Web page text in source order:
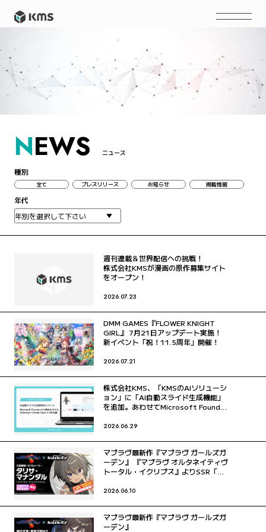
NEWS ニュース
種別
全て プレスリリース お知らせ 掲載情報
年代
週刊連載＆世界配信への挑戦！
株式会社KMSが漫画の原作募集サイト
をオープン！
2026.07.23
DMM GAMES『FLOWER KNIGHT
GIRL』 7月21日アップデート実施！
新イベント「祝！11.5周年」開催！
2026.07.21
株式会社KMS、「KMSのAIソリューシ
ョン」に「AI自動スライド生成機能」
を追加。あわせてMicrosoft Foundry
4.8」を実装。
で、提案資料……
2026.06.29
マブラヴ最新作『マブラヴ ガールズガ
ーデン』 『マブラヴ オルタネイティヴ
トータル・イクリプス』よりSSR「​​タ
ブレーメル」が初登場！
Favor」後……
2026.06.10
マブラヴ最新作『マブラヴ ガールズガ
ーデン』